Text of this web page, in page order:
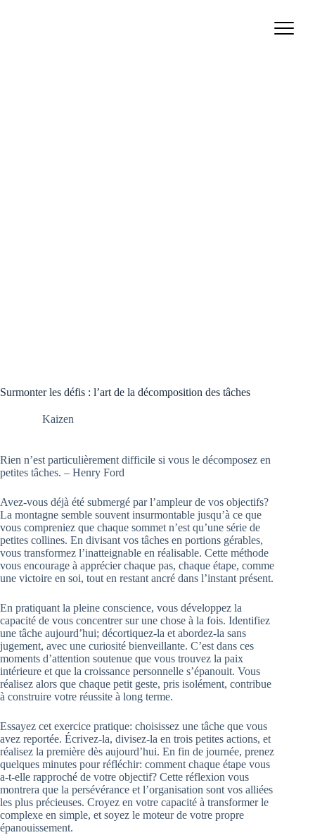
Surmonter les défis : l’art de la décomposition des tâches
Kaizen
Rien n’est particulièrement difficile si vous le décomposez en
petites tâches. – Henry Ford
Avez-vous déjà été submergé par l’ampleur de vos objectifs?
La montagne semble souvent insurmontable jusqu’à ce que
vous compreniez que chaque sommet n’est qu’une série de
petites collines. En divisant vos tâches en portions gérables,
vous transformez l’inatteignable en réalisable. Cette méthode
vous encourage à apprécier chaque pas, chaque étape, comme
une victoire en soi, tout en restant ancré dans l’instant présent.
En pratiquant la pleine conscience, vous développez la
capacité de vous concentrer sur une chose à la fois. Identifiez
une tâche aujourd’hui; décortiquez-la et abordez-la sans
jugement, avec une curiosité bienveillante. C’est dans ces
moments d’attention soutenue que vous trouvez la paix
intérieure et que la croissance personnelle s’épanouit. Vous
réalisez alors que chaque petit geste, pris isolément, contribue
à construire votre réussite à long terme.
Essayez cet exercice pratique: choisissez une tâche que vous
avez reportée. Écrivez-la, divisez-la en trois petites actions, et
réalisez la première dès aujourd’hui. En fin de journée, prenez
quelques minutes pour réfléchir: comment chaque étape vous
a-t-elle rapproché de votre objectif? Cette réflexion vous
montrera que la persévérance et l’organisation sont vos alliées
les plus précieuses. Croyez en votre capacité à transformer le
complexe en simple, et soyez le moteur de votre propre
épanouissement.